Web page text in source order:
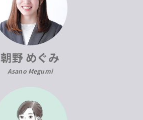
朝野 めぐみ
Asano Megumi